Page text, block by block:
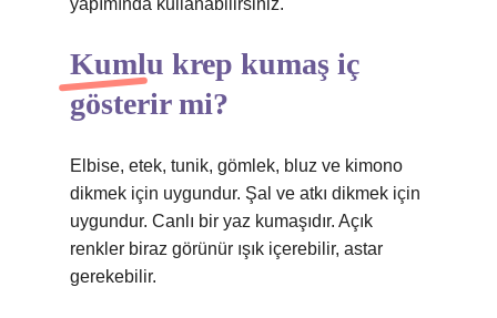
yapımında kullanabilirsiniz.
Kumlu krep kumaş iç
gösterir mi?
Elbise, etek, tunik, gömlek, bluz ve kimono
dikmek için uygundur. Şal ve atkı dikmek için
uygundur. Canlı bir yaz kumaşıdır. Açık
renkler biraz görünür ışık içerebilir, astar
gerekebilir.